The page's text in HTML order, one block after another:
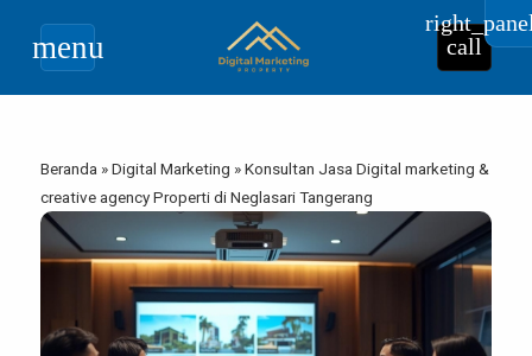
menu call
Beranda »Digital Marketing »Konsultan Jasa Digital marketing &
creative agency Properti di Neglasari Tangerang